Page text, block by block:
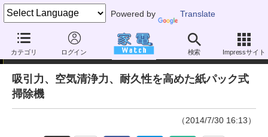
Powered by Translate
カテゴリ ログイン 検索 Impressサイト
ニュース
吸引力、空気清浄力、耐久性を高めた紙パック式
掃除機
（2014/7/30 16:13）